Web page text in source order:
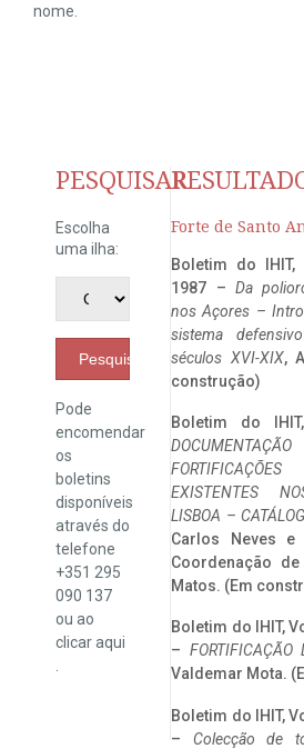
nome.
PESQUISAR
Escolha
uma ilha:
Pesquisar
Pode
encomendar
os
boletins
disponíveis
através do
telefone
+351 295
090 137
ou ao
clicaraqui
Forte de Santo
Boletim do IHIT,
1987 – Da
nos Açores –
sistema
séculos XVI-XIX,
construção)
Boletim do
EXISTENTES
LISBOA –
Carlos Neves e
Coordenação
Matos. (Em
Boletim do IHIT,
– FORTIFICAÇÃO
Valdemar Mota.
Boletim do IHIT,
– Colecção de